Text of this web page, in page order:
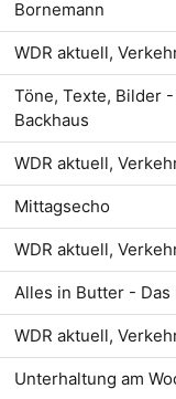
Bornemann
WDR aktuell,
Töne, Texte, Bilder
Backhaus
WDR aktuell,
Mittagsecho
WDR aktuell,
Alles in Butter - Das
WDR aktuell,
Unterhaltung am